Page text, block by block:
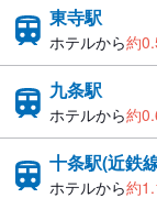
東寺駅
ホテルから約
九条駅
ホテルから約
十条駅(近鉄
ホテルから約